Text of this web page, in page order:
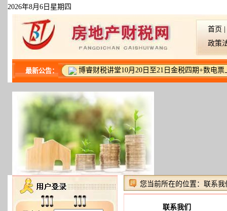
2026年8月6日星期四
首页
政策
最新公告： 博睿财税讲堂10月20日至21日金税四期+数电
您当前所在的位置： 联系我
联系我们